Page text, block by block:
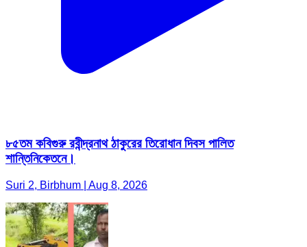
৮৫তম কবিগুরু রবীন্দ্রনাথ ঠাকুরের তিরোধান দিবস পালিত
শান্তিনিকেতনে।
Suri 2, Birbhum | Aug 8, 2026